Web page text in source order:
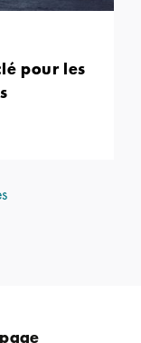
pour les